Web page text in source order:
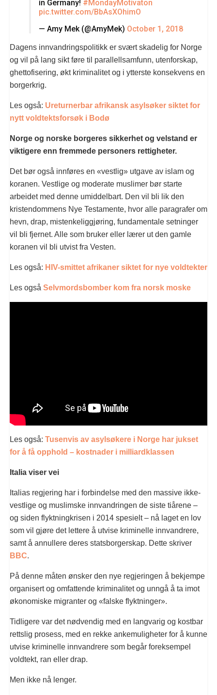
in Germany! #MondayMotivaton
pic.twitter.com/BbAsXOhimO
— Amy Mek (@AmyMek) October 1, 2018
Dagens innvandringspolitikk er svært skadelig for Norge
og vil på lang sikt føre til parallellsamfunn, utenforskap,
ghettofisering, økt kriminalitet og i ytterste konsekvens en
borgerkrig.
Les også: Ureturnerbar afrikansk asylsøker siktet for
nytt voldtektsforsøk i Bodø
Norge og norske borgeres sikkerhet og velstand er
viktigere enn fremmede personers rettigheter.
Det bør også innføres en «vestlig» utgave av islam og
koranen. Vestlige og moderate muslimer bør starte
arbeidet med denne umiddelbart. Den vil bli lik den
kristendommens Nye Testamente, hvor alle paragrafer om
hevn, drap, mistenkeliggjøring, fundamentale setninger
vil bli fjernet. Alle som bruker eller lærer ut den gamle
koranen vil bli utvist fra Vesten.
Les også: HIV-smittet afrikaner siktet for nye voldtekter
Les også Selvmordsbomber kom fra norsk moske
Les også: Tusenvis av asylsøkere i Norge har jukset
for å få opphold – kostnader i milliardklassen
Italia viser vei
Italias regjering har i forbindelse med den massive ikke-
vestlige og muslimske innvandringen de siste tiårene –
og siden flyktningkrisen i 2014 spesielt – nå laget en lov
som vil gjøre det lettere å utvise kriminelle innvandrere,
samt å annullere deres statsborgerskap. Dette skriver
BBC.
På denne måten ønsker den nye regjeringen å bekjempe
organisert og omfattende kriminalitet og unngå å ta imot
økonomiske migranter og «falske flyktninger».
Tidligere var det nødvendig med en langvarig og kostbar
rettslig prosess, med en rekke ankemuligheter for å kunne
utvise kriminelle innvandrere som begår foreksempel
voldtekt, ran eller drap.
Men ikke nå lenger.